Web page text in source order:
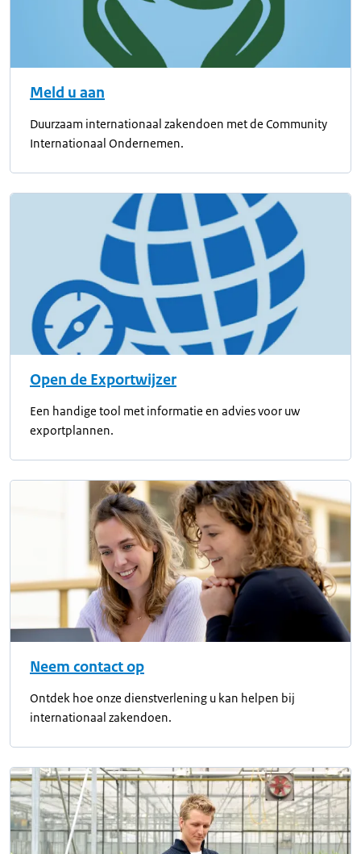
Meld u aan
Duurzaam internationaal zakendoen met de Community
Internationaal Ondernemen.
Open de Exportwijzer
Een handige tool met informatie en advies voor uw
exportplannen.
Neem contact op
Ontdek hoe onze dienstverlening u kan helpen bij
internationaal zakendoen.